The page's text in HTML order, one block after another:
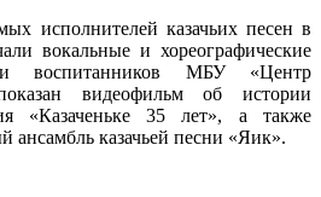
исполнителей казачьих песен в
вокальные и хореографические
воспитанников МБУ «Центр
видеофильм об истории
«Казаченьке 35 лет», а также
казачьей песни «Яик».